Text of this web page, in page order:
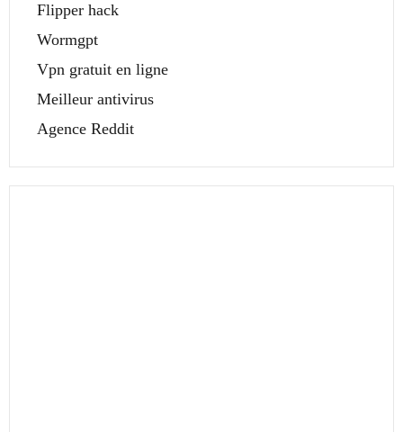
Flipper hack
Wormgpt
Vpn gratuit en ligne
Meilleur antivirus
Agence Reddit